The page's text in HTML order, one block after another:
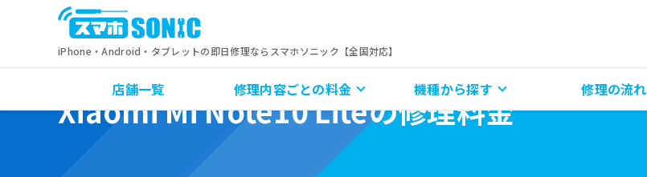
iPhone・Android・タブレットの即日修理ならスマホソニック【全国対応】
店舗一覧 修理内容ごとの料金 機種から探す 修理の流れ
Xiaomi Mi Note10 Liteの修理料金